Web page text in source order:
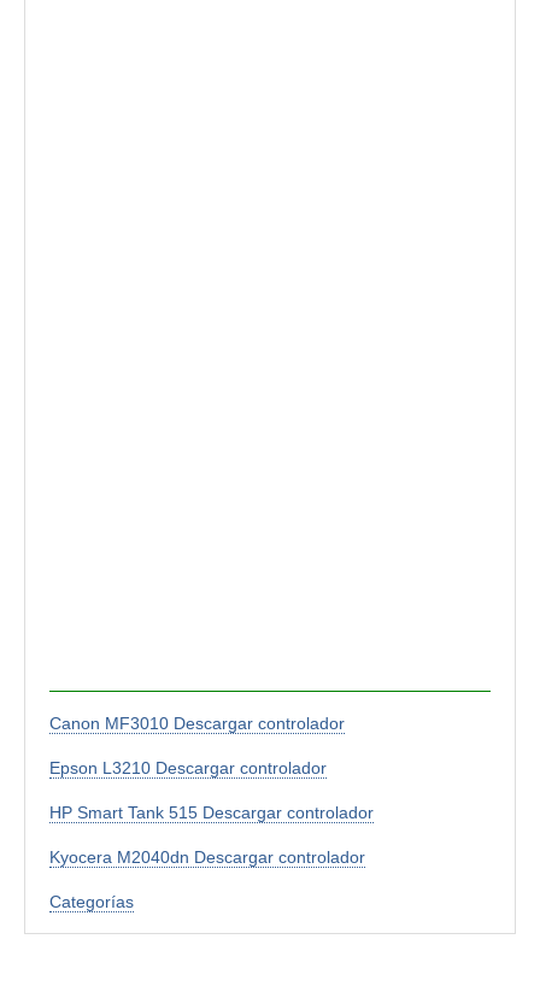
Canon MF3010 Descargar controlador
Epson L3210 Descargar controlador
HP Smart Tank 515 Descargar controlador
Kyocera M2040dn Descargar controlador
Categorías